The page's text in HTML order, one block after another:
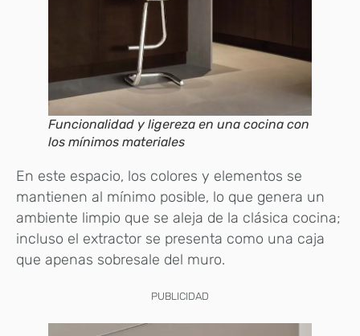
Funcionalidad y ligereza en una cocina con
los mínimos materiales
En este espacio, los colores y elementos se
mantienen al mínimo posible, lo que genera un
ambiente limpio que se aleja de la clásica cocina;
incluso el extractor se presenta como una caja
que apenas sobresale del muro.
PUBLICIDAD